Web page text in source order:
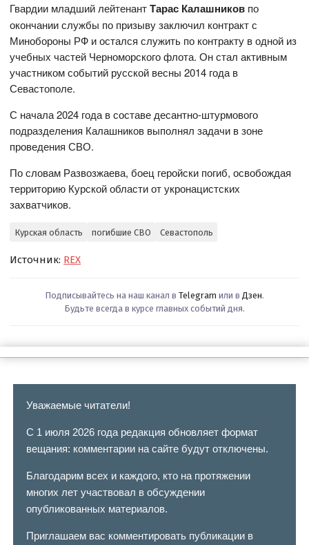
Гвардии младший лейтенантТарас Калашников по
окончании службы по призыву заключил контракт с
Минобороны РФ и остался служить по контракту в одной из
учебных частей Черноморского флота. Он стал активным
участником событий русской весны 2014 года в
Севастополе.
С начала 2024 года в составе десантно-штурмового
подразделения Калашников выполнял задачи в зоне
проведения СВО.
По словам Развозжаева, боец геройски погиб, освобождая
территорию Курской области от укронацистских
захватчиков.
Курская область погибшие СВО Севастополь
Источник: REX
Подписывайтесь на наш канал в Telegram или в Дзен.
Будьте всегда в курсе главных событий дня.
Уважаемые читатели!
С 1 июля 2026 года редакция обновляет формат
вещания: комментарии на сайте будут отключены.
Благодарим всех и каждого, кто на протяжении
многих лет участвовал в обсуждении
опубликованных материалов.
Приглашаем вас комментировать публикации в